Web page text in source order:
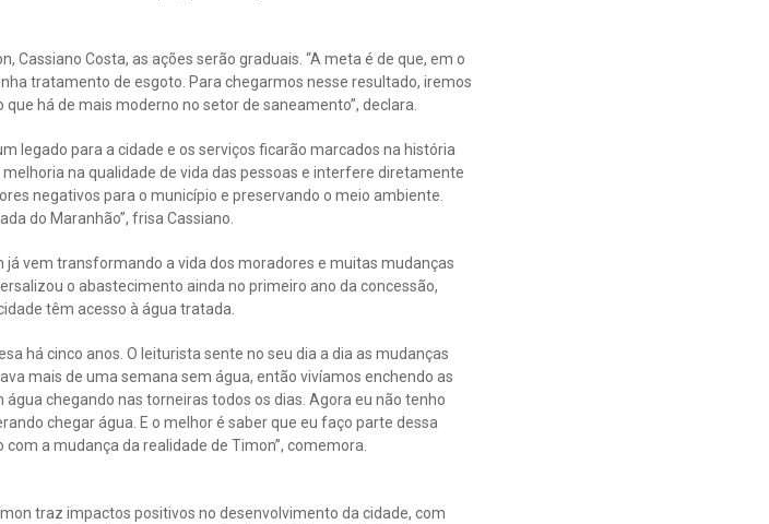
Cassiano Costa, as ações serão graduais. “A meta é de que, em o
tratamento de esgoto. Para chegarmos nesse resultado, iremos
há de mais moderno no setor de saneamento”, declara.
legado para a cidade e os serviços ficarão marcados na história
na qualidade de vida das pessoas e interfere diretamente
negativos para o município e preservando o meio ambiente.
do Maranhão”, frisa Cassiano.
vem transformando a vida dos moradores e muitas mudanças
o abastecimento ainda no primeiro ano da concessão,
têm acesso à água tratada.
há cinco anos. O leiturista sente no seu dia a dia as mudanças
mais de uma semana sem água, então vivíamos enchendo as
chegando nas torneiras todos os dias. Agora eu não tenho
chegar água. E o melhor é saber que eu faço parte dessa
a mudança da realidade de Timon”, comemora.
traz impactos positivos no desenvolvimento da cidade, com